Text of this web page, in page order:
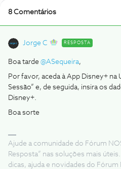
8 Comentários
Jorge C RESPOSTA
Boa tarde @ASequeira,
Por favor, aceda à App Disney+ na
Sessão” e, de seguida, insira os
Disney+.
Boa sorte
Ajude a comunidade do Fórum
Resposta” nas soluções mais
dicas, ajuda e novidades do Fórum